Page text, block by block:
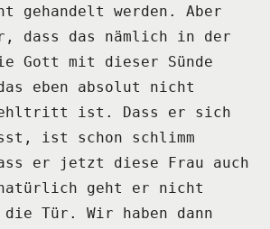
gehandelt werden.
Aber
dass das nämlich in der
Gott mit dieser Sünde
eben absolut nicht
ist.
Dass er sich
ist schon schlimm
er jetzt diese Frau auch
geht er nicht
die Tür.
Wir haben dann